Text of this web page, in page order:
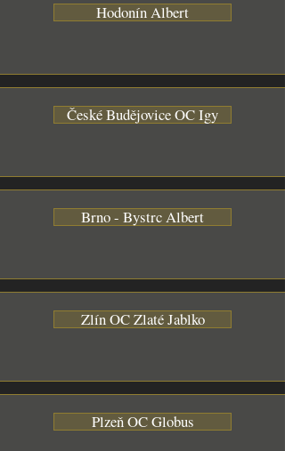
Hodonín Albert
České Budějovice OC Igy
Brno - Bystrc Albert
Zlín OC Zlaté Jablko
Plzeň OC Globus